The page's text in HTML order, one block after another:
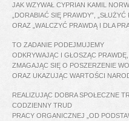
JAK WZYWAŁ CYPRIAN KAMIL
„DORABIAĆ SIĘ PRAWDY”, „SŁUŻYĆ
ORAZ „WALCZYĆ PRAWDĄ I DLA
TO ZADANIE PODEJMUJEMY
ODKRYWAJĄC I GŁOSZĄC PRAWDĘ,
ZMAGAJĄC SIĘ O POSZERZENIE
ORAZ UKAZUJĄC WARTOŚCI
REALIZUJĄC DOBRA SPOŁECZNE
CODZIENNY TRUD
PRACY ORGANICZNEJ „OD